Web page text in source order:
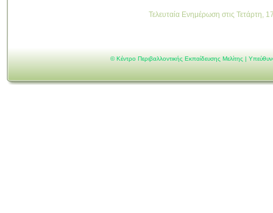
Τελευταία Ενημέρωση στις Τετάρτη,
© Κέντρο Περιβαλλοντικής Εκπαίδευσης Μελίτης |